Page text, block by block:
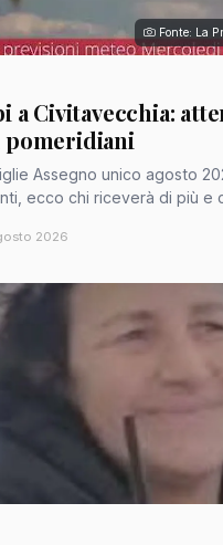
Fonte: La
a Civitavecchia:
Assegno unico agosto
ecco chi riceverà di più e
2026